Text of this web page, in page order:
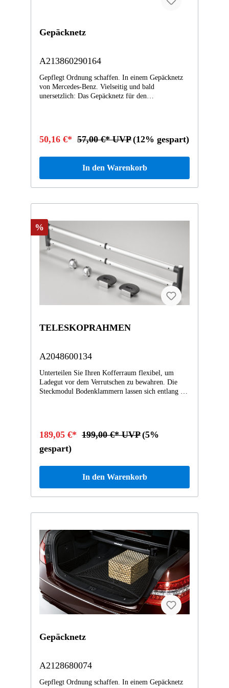
Gepäcknetz
A213860290164
Gepflegt Ordnung schaffen. In einem Gepäcknetz
von Mercedes-Benz. Vielseitig und bald
unersetzlich: Das Gepäcknetz für den
dem Ladegut an und stecken viel weg. Sie können
einfach selbst montieren. Immer wieder packend.
Ihr Mercedes-Benz.
50,16 €* 57,00 €* UVP(12% gespart)
In den Warenkorb
%
TELESKOPRAHMEN
A2048600134
Unterteilen Sie Ihren Kofferraum flexibel, um
Ladegut vor dem Verrutschen zu bewahren. Die
Steckmodul Bodenklammern lassen sich entlang der
Steckmodul lassen sich auch Zusatzprodukte wie
z.B. die Zick-Zack-Falttasche befestigen.
189,05 €* 199,00 €* UVP(5%
gespart)
In den Warenkorb
Gepäcknetz
A2128680074
Gepflegt Ordnung schaffen. In einem Gepäcknetz